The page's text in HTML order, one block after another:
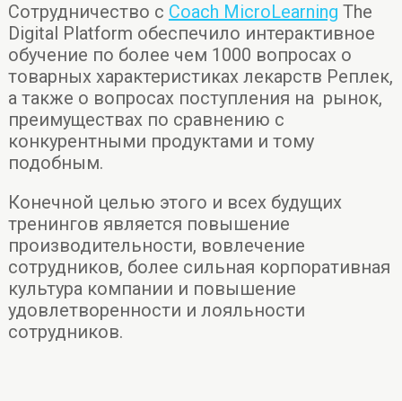
Сотрудничество с Coach MicroLearning The
Digital Platform обеспечило интерактивное
обучение по более чем 1000 вопросах о
товарных характеристиках лекарств Реплек,
а также о вопросах поступления на рынок,
преимуществах по сравнению с
конкурентными продуктами и тому
подобным.
Конечной целью этого и всех будущих
тренингов является повышение
производительности, вовлечение
сотрудников, более сильная корпоративная
культура компании и повышение
удовлетворенности и лояльности
сотрудников.